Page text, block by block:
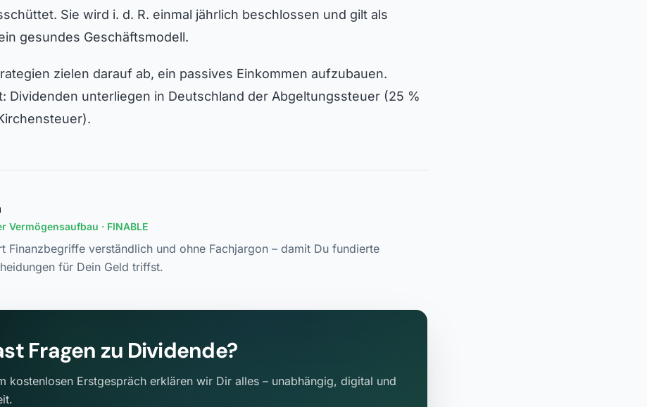
Sie wird i. d. R. einmal jährlich beschlossen und gilt als
gesundes Geschäftsmodell.
zielen darauf ab, ein passives Einkommen aufzubauen.
Dividenden unterliegen in Deutschland der Abgeltungssteuer (25 %
Vermögensaufbau · FINABLE
Finanzbegriffe verständlich und ohne Fachjargon – damit Du fundierte
für Dein Geld triffst.
Fragen zu Dividende?
kostenlosen Erstgespräch erklären wir Dir alles – unabhängig, digital und